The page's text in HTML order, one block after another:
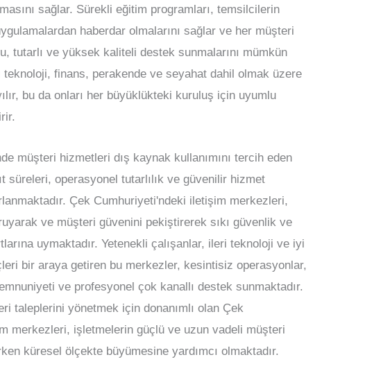
sağlar. Sürekli eğitim programları, temsilcilerin
haberdar olmalarını sağlar ve her müşteri
tutarlı ve yüksek kaliteli destek sunmalarını mümkün
teknoloji, finans, perakende ve seyahat dahil olmak üzere
bu da onları her büyüklükteki kuruluş için uyumlu
müşteri hizmetleri dış kaynak kullanımını tercih eden
süreleri, operasyonel tutarlılık ve güvenilir hizmet
Çek Cumhuriyeti'ndeki iletişim merkezleri,
ve müşteri güvenini pekiştirerek sıkı güvenlik ve
uymaktadır. Yetenekli çalışanlar, ileri teknoloji ve iyi
bir araya getiren bu merkezler, kesintisiz operasyonlar,
ve profesyonel çok kanallı destek sunmaktadır.
taleplerini yönetmek için donanımlı olan Çek
merkezleri, işletmelerin güçlü ve uzun vadeli müşteri
küresel ölçekte büyümesine yardımcı olmaktadır.